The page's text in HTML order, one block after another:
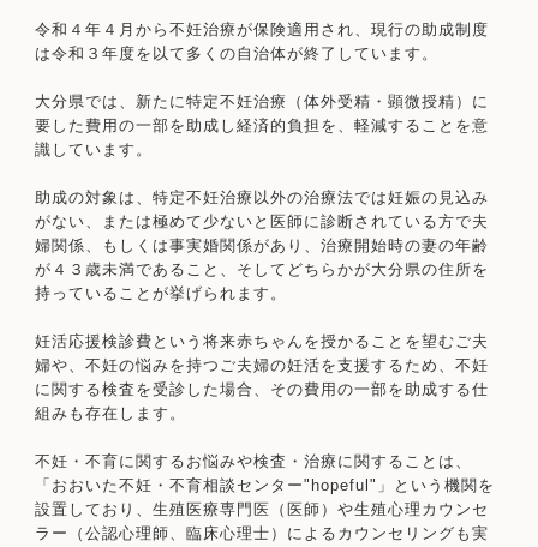
令和４年４月から不妊治療が保険適用され、現行の助成制度
は令和３年度を以て多くの自治体が終了しています。
大分県では、新たに特定不妊治療（体外受精・顕微授精）に
要した費用の一部を助成し経済的負担を、軽減することを意
識しています。
助成の対象は、特定不妊治療以外の治療法では妊娠の見込み
がない、または極めて少ないと医師に診断されている方で夫
婦関係、もしくは事実婚関係があり、治療開始時の妻の年齢
が４３歳未満であること、そしてどちらかが大分県の住所を
持っていることが挙げられます。
妊活応援検診費という将来赤ちゃんを授かることを望むご夫
婦や、不妊の悩みを持つご夫婦の妊活を支援するため、不妊
に関する検査を受診した場合、その費用の一部を助成する仕
組みも存在します。
不妊・不育に関するお悩みや検査・治療に関することは、
「おおいた不妊・不育相談センター"hopeful"」という機関を
設置しており、生殖医療専門医（医師）や生殖心理カウンセ
ラー（公認心理師、臨床心理士）によるカウンセリングも実